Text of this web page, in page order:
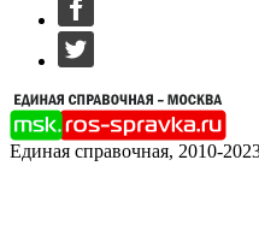
Единая справочная, 2010-